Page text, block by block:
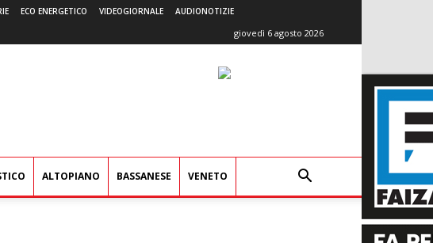
ECO ENERGETICO VIDEOGIORNALE AUDIONOTIZIE
giovedì 6 agosto 2026
ALTOPIANO BASSANESE VENETO